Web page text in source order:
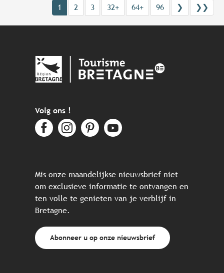
1 2 3 32+ 64+ 96 ❯ ❯❯
Volg ons !
Mis onze maandelijkse nieuwsbrief niet
om exclusieve informatie te ontvangen en
ten volle te genieten van je verblijf in
Bretagne.
Abonneer u op onze nieuwsbrief